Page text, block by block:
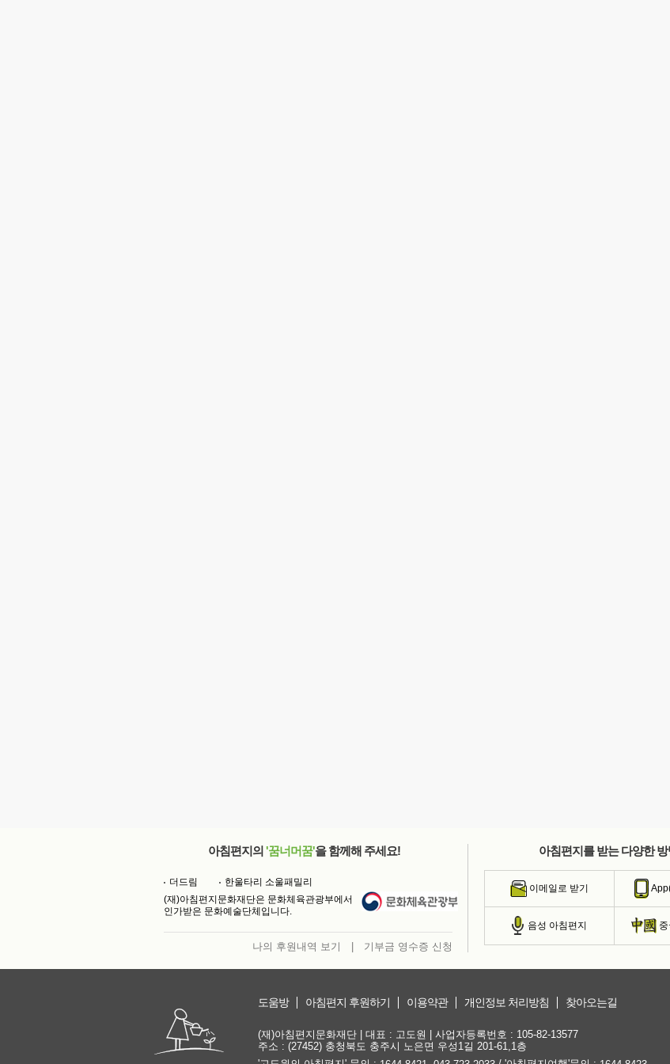
아침편지의 '꿈너머꿈'을 함께해 주세요!
더드림
한울타리 소울패밀리
(재)아침편지문화재단은 문화체육관광부에서
인가받은 문화예술단체입니다.
나의 후원내역 보기 기부금 영수증 신청
아침편지를 받는 다양한
이메일로 받기
음성 아침편지
도움방 아침편지 후원하기 이용약관 개인정보 처리방침 찾아오는길
(재)아침편지문화재단 | 대표 : 고도원 | 사업자등록번호 : 105-82-13577
주소 : (27452) 충청북도 충주시 노은면 우성1길 201-61,1층